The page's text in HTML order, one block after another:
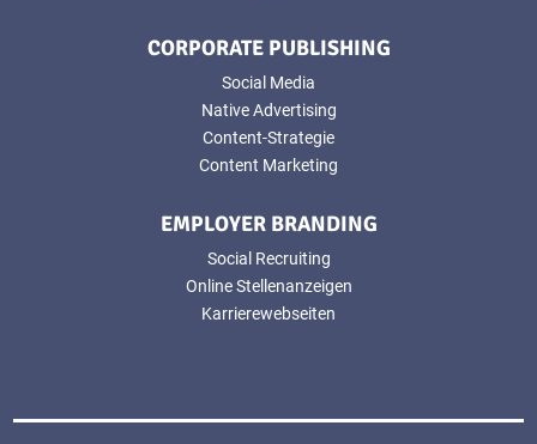
CORPORATE PUBLISHING
Social Media
Native Advertising
Content-Strategie
Content Marketing
EMPLOYER BRANDING
Social Recruiting
Online Stellenanzeigen
Karrierewebseiten